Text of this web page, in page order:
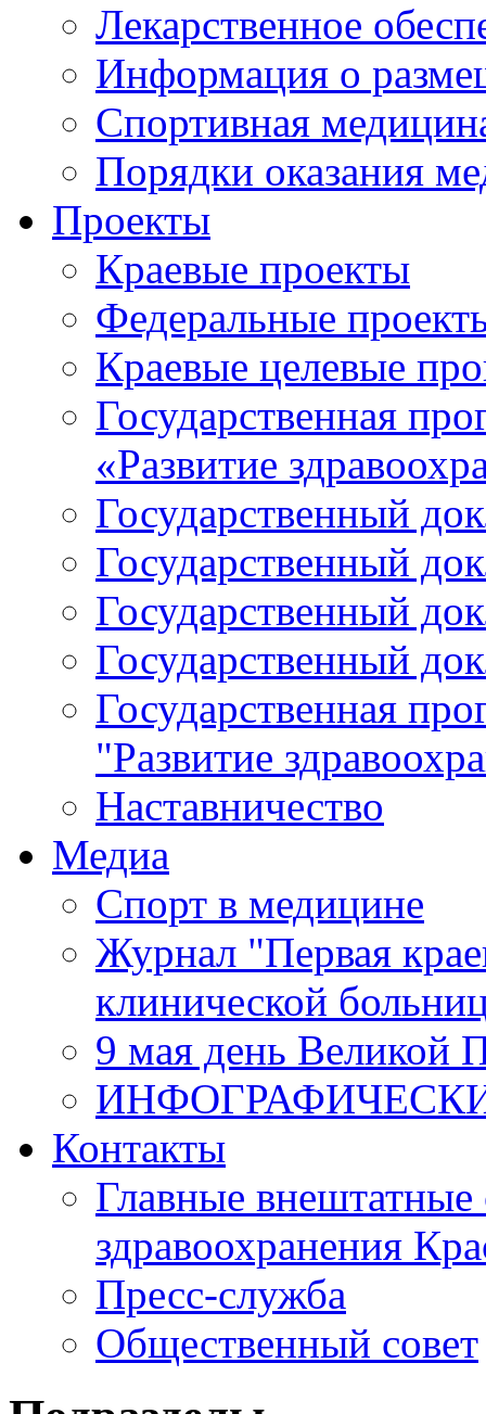
Лекарственное
Информация о
Спортивная
Порядки оказания
Проекты
Краевые проекты
Федеральные
Краевые целевые
Государственная
«Развитие
Государственный
Государственный
Государственный
Государственный
Государственная
"Развитие
Наставничество
Медиа
Спорт в медицине
Журнал "Первая
клинической
9 мая день Великой
Контакты
Главные внештатные
здравоохранения
Пресс-служба
Общественный совет